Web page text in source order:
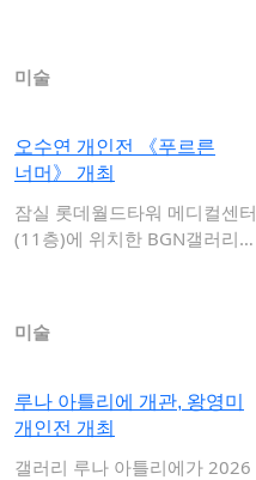
미술
오수연 개인전 《푸르른
너머》 개최
잠실 롯데월드타워 메디컬센터
(11층)에 위치한 BGN갤러리는
미술
루나 아틀리에 개관, 왕영미
개인전 개최
갤러리 루나 아틀리에가 2026